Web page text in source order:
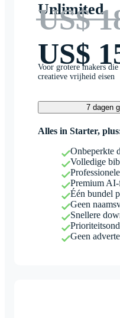
Unlimited
US$
US$
Voor grotere makers
creatieve vrijheid eisen
7 dagen
Alles in Starter,
Onbeperkte
Volledige
Premium
Één bundel
Geen
Snellere
Geen